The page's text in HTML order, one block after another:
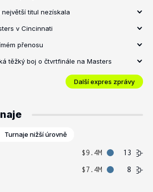
titul nezískala
v Cincinnati
přenosu
těžký boj o čtvrtfinále na Masters
Další expres zprávy
Turnaje nižší úrovně
$9.4M
13
$7.4M 8